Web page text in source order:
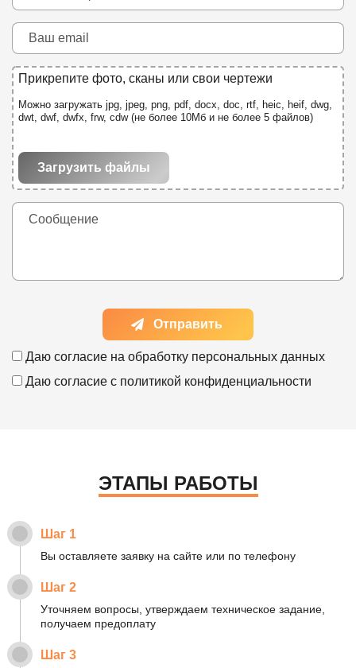
Прикрепите фото, сканы или свои чертежи
Можно загружать jpg, jpeg, png, pdf, docx, doc, rtf, heic, heif, dwg,
dwt, dwf, dwfx, frw, cdw (не более 10Мб и не более 5 файлов)
Загрузить файлы
Отправить
Даю согласие на обработку персональных данных
Даю согласие с политикой конфиденциальности
ЭТАПЫ РАБОТЫ
Шаг 1
Вы оставляете заявку на сайте или по телефону
Шаг 2
Уточняем вопросы, утверждаем техническое задание,
получаем предоплату
Шаг 3